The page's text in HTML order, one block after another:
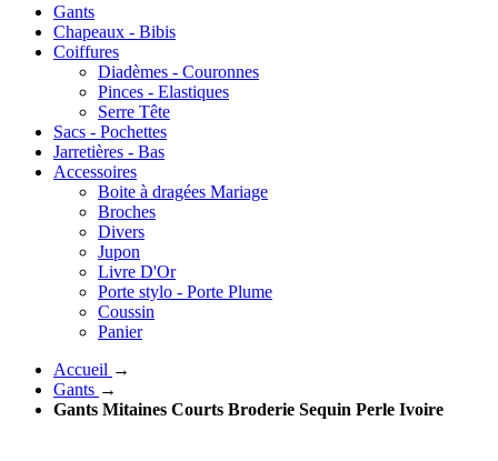
Gants
Chapeaux - Bibis
Coiffures
Diadèmes - Couronnes
Pinces - Elastiques
Serre Tête
Sacs - Pochettes
Jarretières - Bas
Accessoires
Boite à dragées Mariage
Broches
Divers
Jupon
Livre D'Or
Porte stylo - Porte Plume
Coussin
Panier
Accueil →
Gants →
Gants Mitaines Courts Broderie Sequin Perle Ivoire